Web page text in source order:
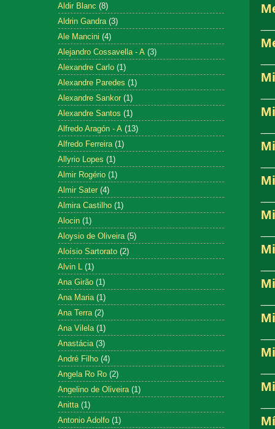
Aldir Blanc (8)
Aldrin Gandra (3)
Ale Mancini (4)
Alejandro Cossavella - A (3)
Alexandre Carlo (1)
Alexandre Paredes (1)
Alexandre Sankor (1)
Alexandre Santos (1)
Alfredo Aragón - A (13)
Alfredo Ferreira (1)
Allyrio Lopes (1)
Almir Rogério (1)
Almir Sater (4)
Almira Castilho (1)
Alocin (1)
Aloysio de Oliveira (5)
Aloísio Sartorato (2)
Alvin L (1)
Ana Girão (1)
Ana Maria (1)
Ana Terra (2)
Ana Vilela (1)
Anastácia (3)
André Filho (4)
Angela Ro Ro (2)
Angelino de Oliveira (1)
Anitta (1)
Antonio Adolfo (1)